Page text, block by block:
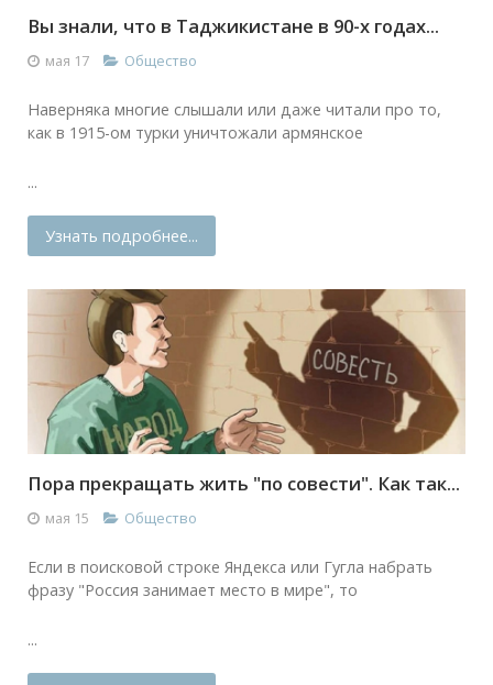
Вы знали, что в Таджикистане в 90-х годах...
мая 17 Общество
Наверняка многие слышали или даже читали про то,
как в 1915-ом турки уничтожали армянское
...
Узнать подробнее...
Пора прекращать жить "по совести". Как так...
мая 15 Общество
Если в поисковой строке Яндекса или Гугла набрать
фразу "Россия занимает место в мире", то
...